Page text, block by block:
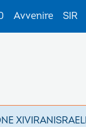
Avvenire SIR
XIVIRAN